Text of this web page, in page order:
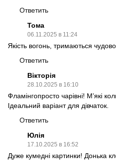
Ответить
Тома
06.11.2025 в 11:24
Якість вогонь, тримаються чудово
Ответить
Вікторія
28.10.2025 в 16:10
Фламінгопросто чарівні! М’які
Ідеальний варіант для дівчаток.
Ответить
Юлія
17.10.2025 в 16:52
Дуже кумедні картинки! Донька